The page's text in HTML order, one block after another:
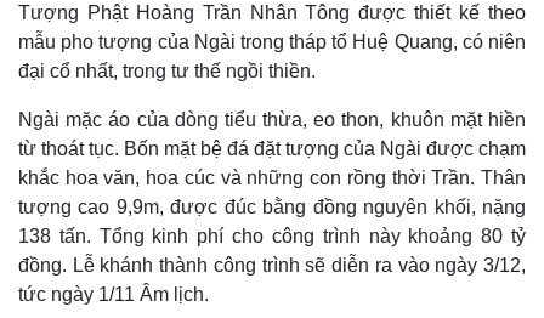
Tượng Phật Hoàng Trần Nhân Tông được thiết kế theo
mẫu pho tượng của Ngài trong tháp tổ Huệ Quang, có niên
đại cổ nhất, trong tư thế ngồi thiền.
Ngài mặc áo của dòng tiểu thừa, eo thon, khuôn mặt hiền
từ thoát tục. Bốn mặt bệ đá đặt tượng của Ngài được chạm
khắc hoa văn, hoa cúc và những con rồng thời Trần. Thân
tượng cao 9,9m, được đúc bằng đồng nguyên khối, nặng
138 tấn. Tổng kinh phí cho công trình này khoảng 80 tỷ
đồng. Lễ khánh thành công trình sẽ diễn ra vào ngày 3/12,
tức ngày 1/11 Âm lịch.